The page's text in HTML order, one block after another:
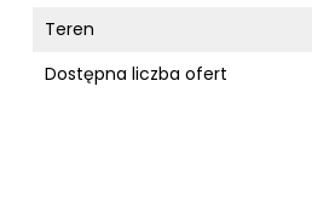
Teren
Dostępna liczba ofert